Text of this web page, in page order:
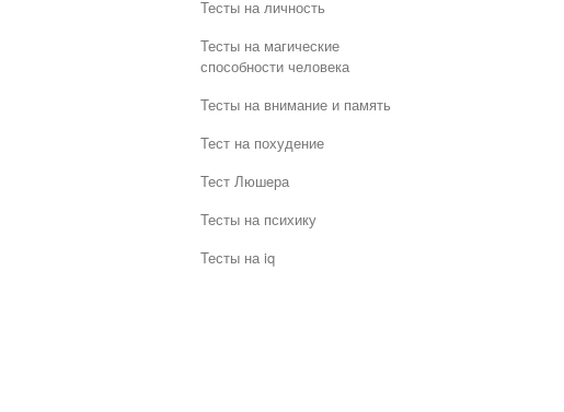
Тесты на личность
Тесты на магические
способности человека
Тесты на внимание и память
Тест на похудение
Тест Люшера
Тесты на психику
Тесты на iq